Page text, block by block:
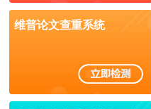
维普论文查重系统